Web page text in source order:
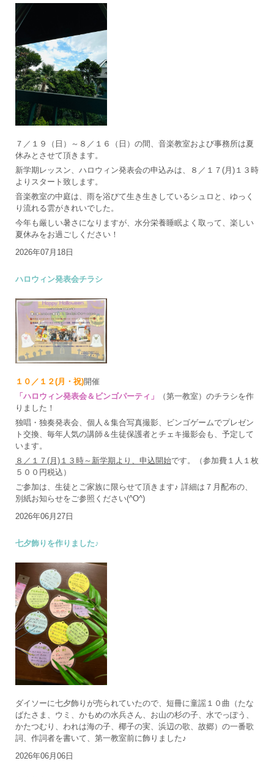
７／１９（日）～８／１６（日）の間、音楽教室および事務所は夏
休みとさせて頂きます。
新学期レッスン、ハロウィン発表会の申込みは、８／１７(月)１３時
よりスタート致します。
音楽教室の中庭は、雨を浴びて生き生きしているシュロと、ゆっく
り流れる雲がきれいでした。
今年も厳しい暑さになりますが、水分栄養睡眠よく取って、楽しい
夏休みをお過ごしください！
2026年07月18日
ハロウィン発表会チラシ
１０／１２(月・祝)開催
「ハロウィン発表会＆ビンゴパーティ」
（第一教室）のチラシを作
りました！
独唱・独奏発表会、個人＆集合写真撮影、ビンゴゲームでプレゼン
ト交換、毎年人気の講師＆生徒保護者とチェキ撮影会も、予定して
います。
８／１７(月)１３時～新学期より、申込開始です。（参加費１人１枚
５００円税込）
ご参加は、生徒とご家族に限らせて頂きます♪ 詳細は７月配布の、
別紙お知らせをご参照ください(^O^)
2026年06月27日
七夕飾りを作りました♪
ダイソーに七夕飾りが売られていたので、短冊に童謡１０曲（たな
ばたさま、ウミ、かもめの水兵さん、お山の杉の子、水でっぽう、
かたつむり、われは海の子、椰子の実、浜辺の歌、故郷）の一番歌
詞、作詞者を書いて、第一教室前に飾りました♪
2026年06月06日